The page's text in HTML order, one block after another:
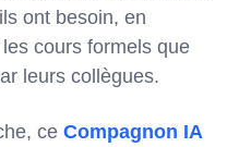
ont besoin, en
cours formels que
leurs collègues.
ce Compagnon IA